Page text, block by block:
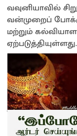
வவுனியாவில்
வன்முறைப்
மற்றும்
ஏற்படுத்தியுள்ளது.